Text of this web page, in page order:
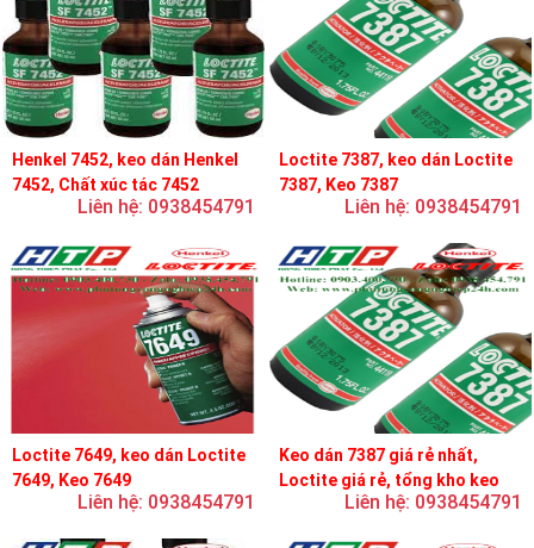
Henkel 7452, keo dán Henkel
7452, Chất xúc tác 7452
Liên hệ: 0938454791
Loctite 7387, keo dán Loctite
7387, Keo 7387
Liên hệ: 0938454791
Loctite 7649, keo dán Loctite
7649, Keo 7649
Liên hệ: 0938454791
Keo dán 7387 giá rẻ nhất,
Loctite giá rẻ, tổng kho keo
Liên hệ: 0938454791